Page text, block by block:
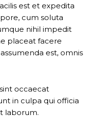
est et expedita
cum soluta
nihil impedit
placeat facere
est, omnis
occaecat
in culpa qui officia
laborum.